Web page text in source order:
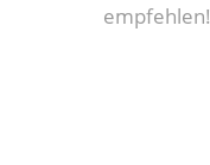
empfehlen!